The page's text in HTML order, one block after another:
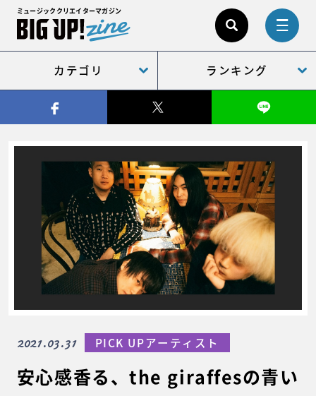
ミュージッククリエイターマガジン
カテゴリ ランキング
安心感香る、the giraffesの青い
2021.03.31 PICK UPアーティスト